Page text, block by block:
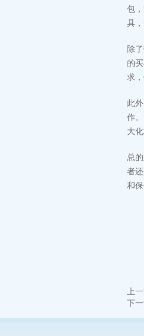
包
具
除
的
求
此
作
大化
总
者
和
上
下一